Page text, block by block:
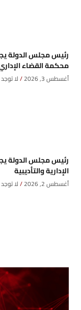
رئيس مجلس الدولة
محكمة القضاء
أغسطس 3, 2026 لا
رئيس مجلس الدولة
الإدارية والتأديبية
أغسطس 2, 2026 لا